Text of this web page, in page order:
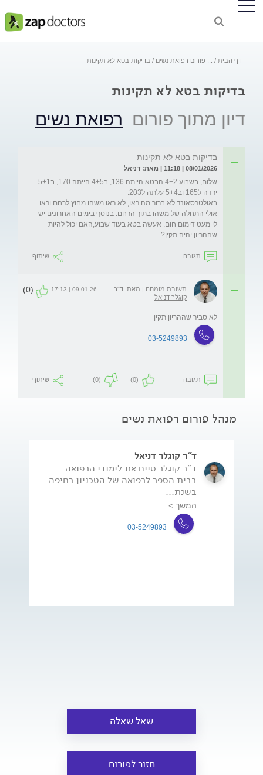
דף הבית פורום רפואת נשים בדיקות בטא לא תקינות
בדיקות בטא לא תקינות
דיון מתוך פורום רפואת נשים
בדיקות בטא לא תקינות
08/01/2026 | 11:18 | מאת: דניאל
באולטרסאונד לא ברור מה ראו, לא ראו משהו מחוץ לרחם וראו
אולי התחלה של משהו בתוך הרחם. בנוסף בימים האחרונים יש
לי מעט דימום חום. אעשה בטא בעוד שבוע,האם יכול להיות
שההריון יהיה תקין?
תגובה שיתוף
תשובת מומחה | מאת: ד"ר
קוגלר דניאל
09.01.26 | 17:13
(0)
לא סביר שההריון תקין
03-5249893
תגובה (0)
(0) שיתוף
מנהל פורום רפואת נשים
ד"ר קוגלר דניאל
ד"ר קוגלר סיים את לימודי הרפואה
בבית הספר לרפואה של הטכניון בחיפה
בשנת...
המשך >
03-5249893
שאל שאלה
חזור לפורום